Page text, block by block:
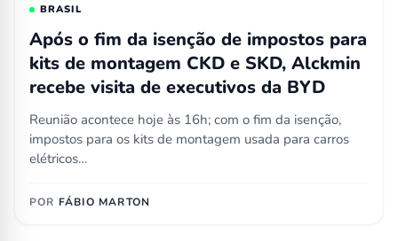
BRASIL
Após o fim da isenção de impostos para
kits de montagem CKD e SKD, Alckmin
recebe visita de executivos da BYD
Reunião acontece hoje às 16h; com o fim da isenção,
impostos para os kits de montagem usada para carros
elétricos…
POR FÁBIO MARTON